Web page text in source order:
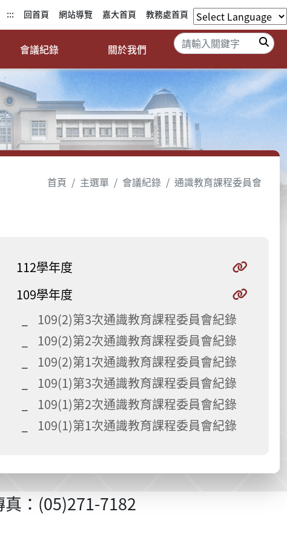
::: 回首頁 網站導覽 嘉大首頁 教務處首頁
會議紀錄 關於我們
搜尋
首頁
主選單 會議紀錄 通識教育課程委員會
112學年度
109學年度
109(2)第3次通識教育課程委員會紀錄
109(2)第2次通識教育課程委員會紀錄
109(2)第1次通識教育課程委員會紀錄
109(1)第3次通識教育課程委員會紀錄
109(1)第2次通識教育課程委員會紀錄
109(1)第1次通識教育課程委員會紀錄
：(05)271-7182